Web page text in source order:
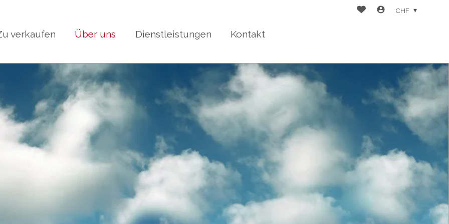
verkaufen Über uns Dienstleistungen Kontakt
CHF